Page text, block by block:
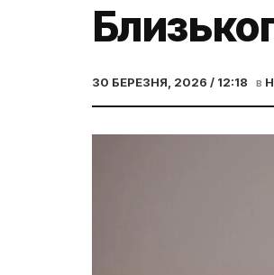
30 БЕРЕЗНЯ, 2026 / 12:18 в